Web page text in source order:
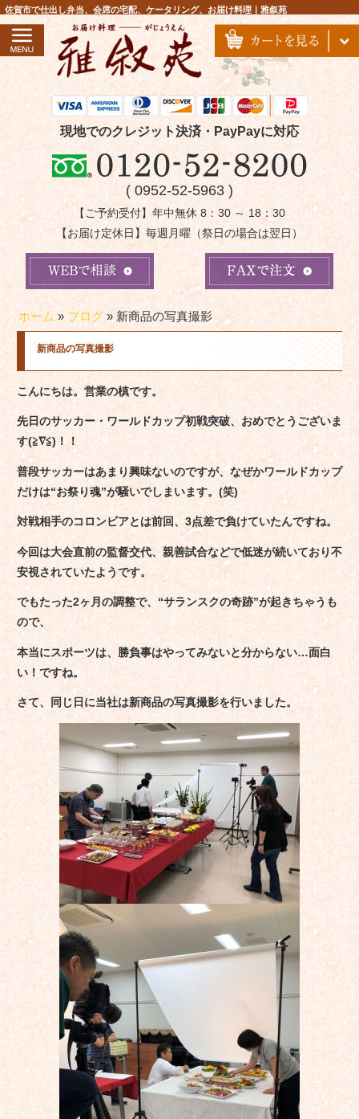
コ
ン
ツ
へ
ス
キ
プ
佐賀市で仕出し弁当、会席の宅配、ケータリング、お届け料理｜雅叙苑
現地でのクレジット決済・PayPayに対応
( 0952-52-5963 )
【ご予約受付】年中無休 8：30 ～ 18：30
【お届け定休日】毎週月曜（祭日の場合は翌日）
ホーム» ブログ» 新商品の写真撮影
新商品の写真撮影
こんにちは。営業の槙です。
先日のサッカー・ワールドカップ初戦突破、おめでとうございま
す(≧∇≦)！！
普段サッカーはあまり興味ないのですが、なぜかワールドカップ
だけは“お祭り魂”が騒いでしまいます。(笑)
対戦相手のコロンビアとは前回、3点差で負けていたんですね。
今回は大会直前の監督交代、親善試合などで低迷が続いており不
安視されていたようです。
でもたった2ヶ月の調整で、“サランスクの奇跡”が起きちゃうも
ので、
本当にスポーツは、勝負事はやってみないと分からない…面白
い！ですね。
さて、同じ日に当社は新商品の写真撮影を行いました。